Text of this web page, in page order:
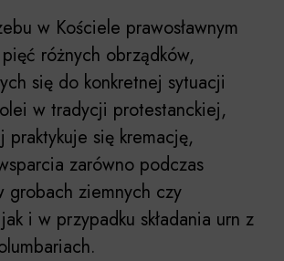
w Kościele prawosławnym
różnych obrządków,
się do konkretnej sytuacji
w tradycji protestanckiej,
praktykuje się kremację,
zarówno podczas
grobach ziemnych czy
i w przypadku składania urn z